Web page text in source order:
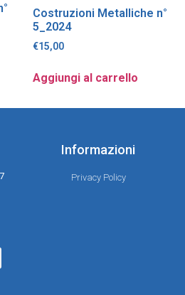
Costruzioni Metalliche n°
5_2024
€15,00
Aggiungi al carrello
Informazioni
Privacy Policy